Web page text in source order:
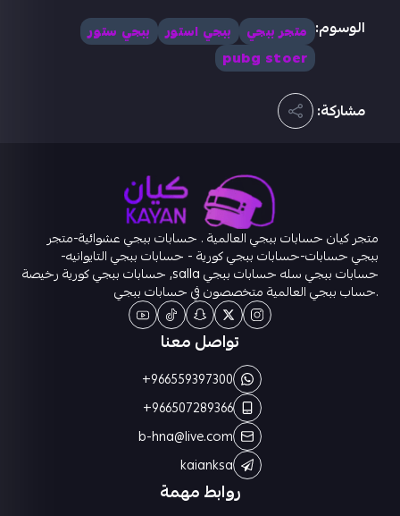
الوسوم: متجر ببجي ببجي استور
ببجي ستور
pubg stoer
مشاركة:
متجر كيان حسابات ببجي العالمية . حسابات ببجي عشوائية-متجر
ببجي حسابات-حسابات ببجي كورية - حسابات ببجي التايوانيه-
حسابات ببجي سله حسابات ببجي salla, حسابات ببجي كورية رخيصة
.حساب ببجي العالمية متخصصون في حسابات ببجي
روابط مهمة
تواصل معنا
+966559397300
+966507289366
b-hna@live.com
kaianksa